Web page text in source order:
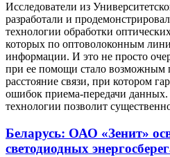
Исследователи из
разработали и
технологии обработки
которых по оптоволоконным
информации. И это не просто
при ее помощи стало возможным
расстояние связи, при котором
ошибок приема-передачи данных.
технологии позволит
Беларусь: ОАО «Зенит»
светодиодных